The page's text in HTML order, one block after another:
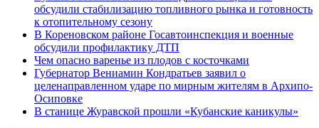
обсудили стабилизацию топливного рынка и готовность
к отопительному сезону
В Кореновском районе Госавтоинспекция и военные
обсудили профилактику ДТП
Чем опасно варенье из плодов с косточками
Губернатор Вениамин Кондратьев заявил о
целенаправленном ударе по мирным жителям в Архипо-
Осиповке
В станице Журавской прошли «Кубанские каникулы»